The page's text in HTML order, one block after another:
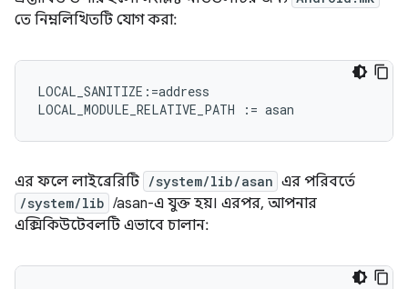
তে নিম্নলিখিতটি যোগ করা:
LOCAL_SANITIZE:=address
এর ফলে লাইব্রেরিটি /system/lib/asan এর পরিবর্তে
/system/lib /asan-এ যুক্ত হয়। এরপর, আপনার
এক্সিকিউটেবলটি এভাবে চালান: